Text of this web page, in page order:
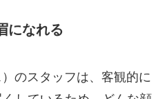
になれる
のスタッフは、客観的に